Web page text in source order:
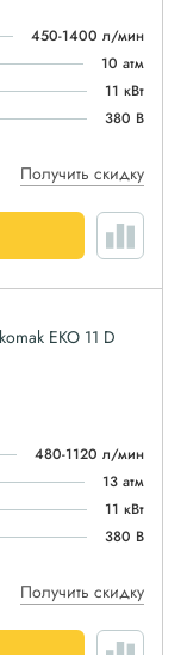
450-1400 л/мин
10 атм
11 кВт
380 В
Получить скидку
EKO 11 D
480-1120 л/мин
13 атм
11 кВт
380 В
Получить скидку